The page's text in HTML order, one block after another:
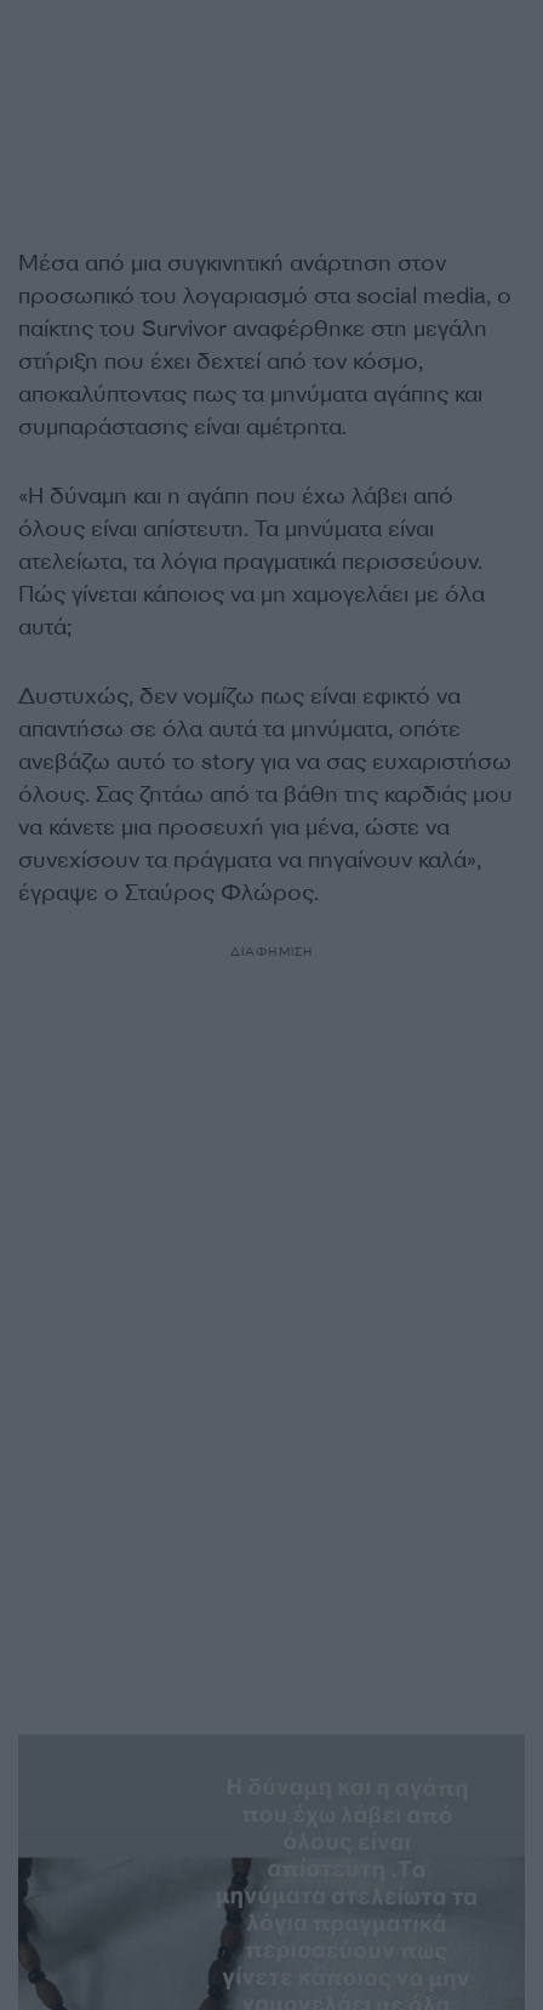
Μέσα από μια συγκινητική ανάρτηση στον
προσωπικό του λογαριασμό στα social media, ο
παίκτης του Survivor αναφέρθηκε στη μεγάλη
στήριξη που έχει δεχτεί από τον κόσμο,
αποκαλύπτοντας πως τα μηνύματα αγάπης και
συμπαράστασης είναι αμέτρητα.
«Η δύναμη και η αγάπη που έχω λάβει από
όλους είναι απίστευτη. Τα μηνύματα είναι
ατελείωτα, τα λόγια πραγματικά περισσεύουν.
Πώς γίνεται κάποιος να μη χαμογελάει με όλα
αυτά;
Δυστυχώς, δεν νομίζω πως είναι εφικτό να
απαντήσω σε όλα αυτά τα μηνύματα, οπότε
ανεβάζω αυτό το story για να σας ευχαριστήσω
όλους. Σας ζητάω από τα βάθη της καρδιάς μου
να κάνετε μια προσευχή για μένα, ώστε να
συνεχίσουν τα πράγματα να πηγαίνουν καλά»,
έγραψε ο Σταύρος Φλώρος.
ΔΙΑΦΗΜΙΣΗ